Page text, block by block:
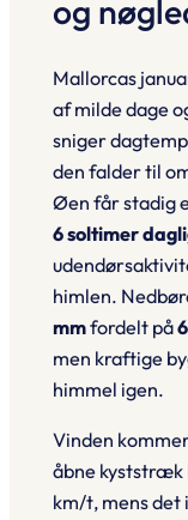
og
Mallorcas
af milde dage
sniger
den falder til
Øen får stadig
6 soltimer
himlen.
mmfordelt på
men kraftige
himmel igen.
Vinden
åbne kyststræk
km/t, mens